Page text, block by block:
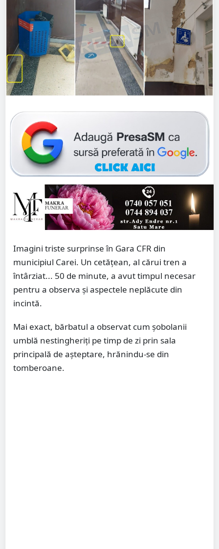
Imagini triste surprinse în Gara CFR din
municipiul Carei. Un cetățean, al cărui tren a
întârziat... 50 de minute, a avut timpul necesar
pentru a observa și aspectele neplăcute din
incintă.
Mai exact, bărbatul a observat cum șobolanii
umblă nestingheriți pe timp de zi prin sala
principală de așteptare, hrănindu-se din
tomberoane.